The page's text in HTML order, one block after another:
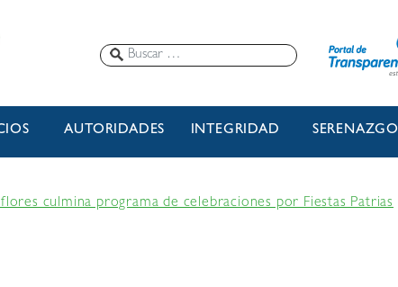
AUTORIDADES INTEGRIDAD SERENAZGO
culmina programa de celebraciones por Fiestas Patrias